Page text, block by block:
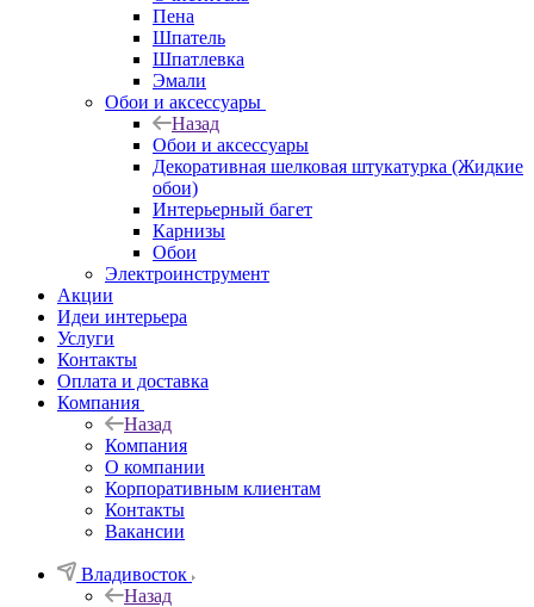
Пена
Шпатель
Шпатлевка
Эмали
Обои и аксессуары
Назад
Обои и аксессуары
Декоративная шелковая штукатурка (Жидкие
обои)
Интерьерный багет
Карнизы
Обои
Электроинструмент
Акции
Идеи интерьера
Услуги
Контакты
Оплата и доставка
Компания
Назад
Компания
О компании
Корпоративным клиентам
Контакты
Вакансии
Владивосток
Назад